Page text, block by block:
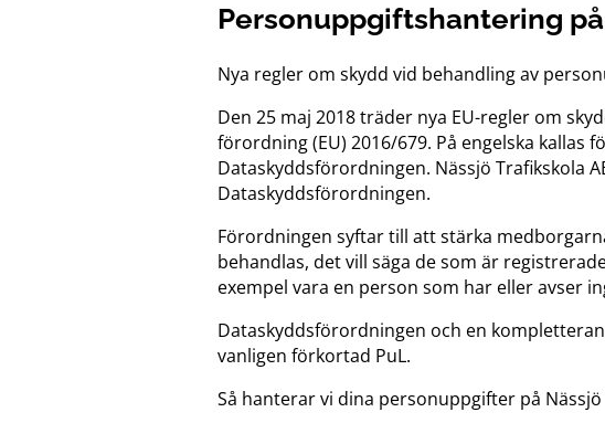
Personuppgiftshantering
Nya regler om skydd vid behandling av
Den 25 maj 2018 träder nya EU-regler om
förordning (EU) 2016/679. På engelska kallas
Dataskyddsförordningen. Nässjö Trafikskola
Dataskyddsförordningen.
Förordningen syftar till att stärka
behandlas, det vill säga de som är
exempel vara en person som har eller avser
Dataskyddsförordningen och en
vanligen förkortad PuL.
Så hanterar vi dina personuppgifter på Nässjö